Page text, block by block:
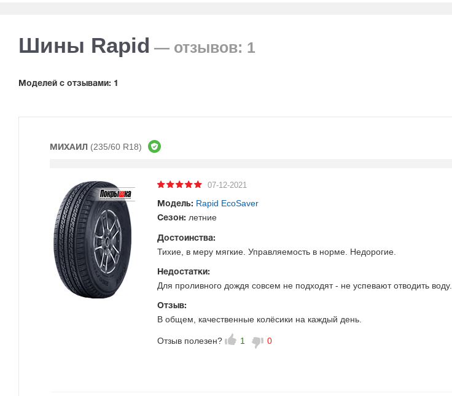
Шины Rapid — отзывов: 1
Mоделей с отзывами: 1
МИХАИЛ (235/60 R18)
07-12-2021
Модель: Rapid EcoSaver
Сезон: летние
Достоинства:
Тихие, в меру мягкие. Управляемость в норме. Недорогие.
Недостатки:
Для проливного дождя совсем не подходят - не успевают отводить воду.
Отзыв:
В общем, качественные колёсики на каждый день.
Отзыв полезен? 1 0